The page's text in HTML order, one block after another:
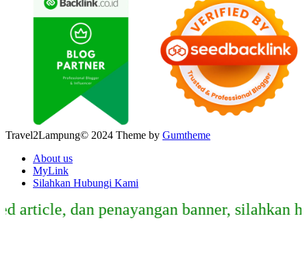
Travel2Lampung© 2024 Theme by Gumtheme
About us
MyLink
Silahkan Hubungi Kami
dan penayangan banner, silahkan